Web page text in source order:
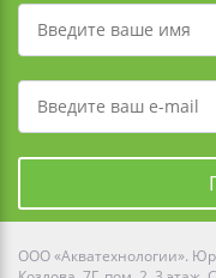
ООО «Акватехнологии».